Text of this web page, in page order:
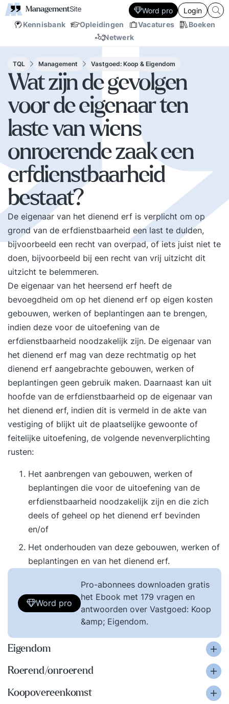
Kennisbank Opleidingen Vacatures
Boeken
Netwerk
Word pro Login
TQL Management Vastgoed: Koop & Eigendom
Wat zijn de gevolgen
voor de eigenaar ten
laste van wiens
onroerende zaak een
erfdienstbaarheid
bestaat?
De eigenaar van het dienend erf is verplicht om op
grond van de erfdienstbaarheid een last te dulden,
bijvoorbeeld een recht van overpad, of iets juist niet te
doen, bijvoorbeeld bij een recht van vrij uitzicht dit
uitzicht te belemmeren.
De eigenaar van het heersend erf heeft de
bevoegdheid om op het dienend erf op eigen kosten
gebouwen, werken of beplantingen aan te brengen,
indien deze voor de uitoefening van de
erfdienstbaarheid noodzakelijk zijn. De eigenaar van
het dienend erf mag van deze rechtmatig op het
dienend erf aangebrachte gebouwen, werken of
beplantingen geen gebruik maken. Daarnaast kan uit
hoofde van de erfdienstbaarheid op de eigenaar van
het dienend erf, indien dit is vermeld in de akte van
vestiging of blijkt uit de plaatselijke gewoonte of
feitelijke uitoefening, de volgende nevenverplichting
rusten:
Het aanbrengen van gebouwen, werken of
beplantingen die voor de uitoefening van de
erfdienstbaarheid noodzakelijk zijn en die zich
deels of geheel op het dienend erf bevinden
en/of
Het onderhouden van deze gebouwen, werken of
beplantingen en van het dienend erf.
Word pro
Pro-abonnees downloaden gratis
het Ebook met 179 vragen en
antwoorden over Vastgoed: Koop
&amp; Eigendom.
Eigendom
Roerend/onroerend
Koopovereenkomst